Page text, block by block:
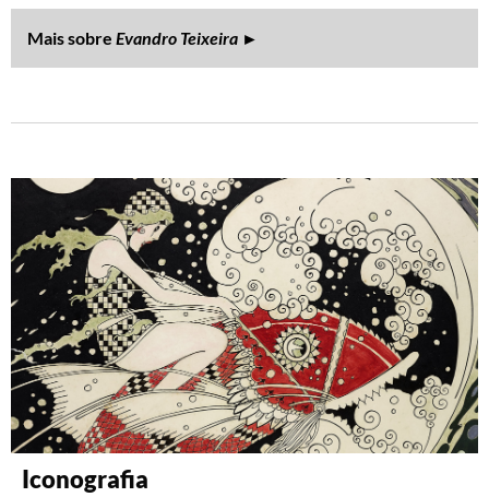
Mais sobre Evandro Teixeira ►
Iconografia
Literatura
Biblioteca de Fotografia
Música
Fotografia